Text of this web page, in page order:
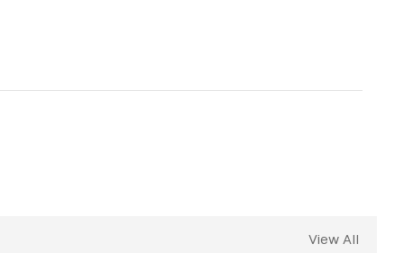
View All